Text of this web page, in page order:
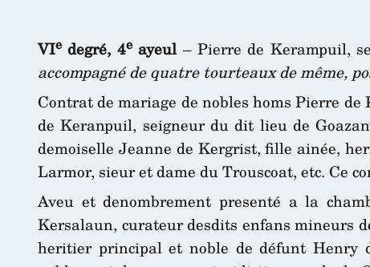
VIe degré, 4eayeul– Pierre de Kerampuil,
accompagné de quatre tourteaux de même,
Contrat de mariage de nobles homs Pierre
de Keranpuil, seigneur du dit lieu de
demoiselle Jeanne de Kergrist, fille ainée,
Larmor, sieur et dame du Trouscoat, etc. Ce
Aveu et denombrement presenté a la
Kersalaun, curateur desdits enfans mineurs
heritier principal et noble de défunt Henry